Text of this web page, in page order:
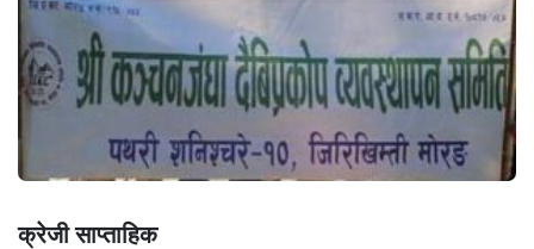
क्रेजी साप्ताहिक